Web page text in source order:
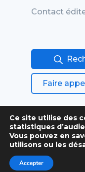
Contact
Faire
Conditions
Mentions
Ce site utilise des
statistiques
Vous pouvez en
utilisons ou les
Accepter